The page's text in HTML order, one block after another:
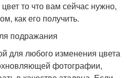
то что вам сейчас нужно,
как его получить.
подражания
для любого изменения цвета
фотографии,